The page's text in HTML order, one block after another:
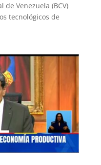
Venezuela (BCV)
tecnológicos de